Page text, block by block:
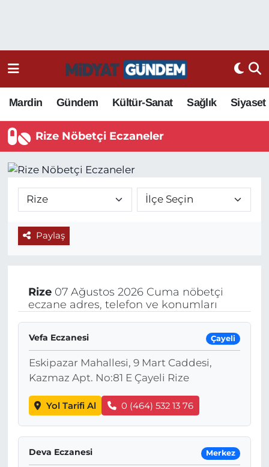
Mardin Gündem Kültür-Sanat Sağlık Siyaset
Rize Nöbetçi Eczaneler
Paylaş
Rize07 Ağustos 2026 Cuma nöbetçi
eczane adres, telefon ve konumları
Vefa Eczanesi Çayeli
Eskipazar Mahallesi, 9 Mart Caddesi,
Kazmaz Apt. No:81 E Çayeli Rize
Yol Tarifi Al 0 (464) 532 13 76
Deva Eczanesi Merkez